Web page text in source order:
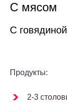
С мясом
С говядиной
Продукты:
2-3